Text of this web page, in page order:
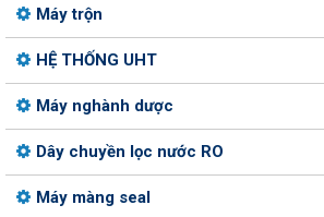
Máy trộn
HỆ THỐNG UHT
Máy nghành dược
Dây chuyền lọc nước RO
Máy màng seal